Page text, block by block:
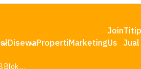
DisewaPropertiMarketing
Join
Us
Jual
Jl. Padma Boulevard No.28 Blok AA1, Tambakharjo, Kec. Semarang Barat, Kota Semarang, Jawa Tengah 50145